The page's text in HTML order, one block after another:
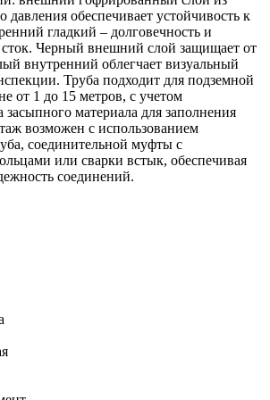
давления обеспечивает устойчивость к
гладкий – долговечность и
сток. Черный внешний слой защищает от
внутренний облегчает визуальный
Труба подходит для подземной
от 1 до 15 метров, с учетом
материала для заполнения
возможен с использованием
соединительной муфты с
или сварки встык, обеспечивая
соединений.